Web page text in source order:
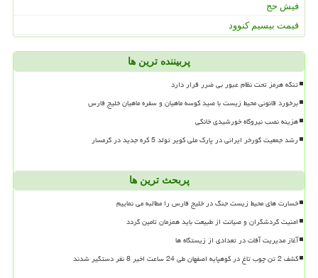
فیش حج
قیمت بیسیم کنوود
پربیننده ترین ها
تنگه هرمز تحت نظام عبور بی ضرر قرار دارد
برخورد قانونی محیط زیست با صید کوسه ماهیان و سفره ماهیان خلیج فارس
هزینه نصب نیروگاه خورشیدی خانگی
رشد جمعیت گورخر ایرانی در پارک ملی کویر تولد 5 کره جدید در گرمسار
پربحث ترین ها
خسارت های محیط زیست جنگ در خلیج فارس را مطالبه می نماییم
امنیت گردشگران و صیانت از طبیعت باید همزمان تامین گردد
آغاز مدیریت آفات در تعدادی از زیستگاه ها
کشف 2 تن چوب تاغ در کوهپایه اصفهان طی 24 ساعت اخیر 8 نفر دستگیر شدند